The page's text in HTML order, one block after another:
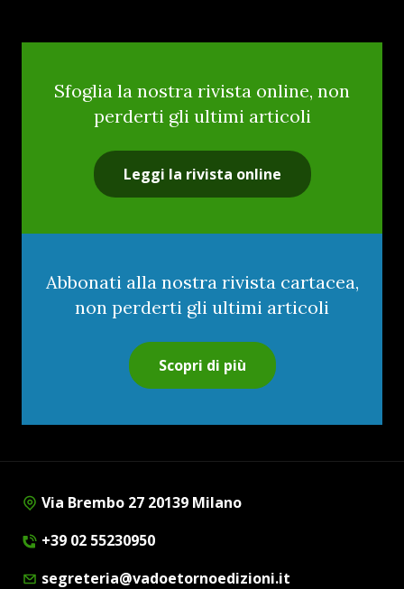
Sfoglia la nostra rivista online, non
perderti gli ultimi articoli
Leggi la rivista online
Abbonati alla nostra rivista cartacea,
non perderti gli ultimi articoli
Scopri di più
Via Brembo 27 20139 Milano
+39 02 55230950
segreteria@vadoetornoedizioni.it